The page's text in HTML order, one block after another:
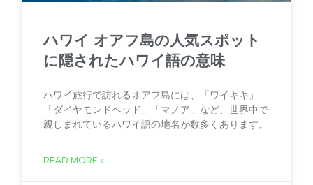
ハワイ オアフ島の人気スポット
に隠されたハワイ語の意味
ハワイ旅行で訪れるオアフ島には、「ワイキキ」
「ダイヤモンドヘッド」「マノア」など、世界中で
親しまれているハワイ語の地名が数多くあります。
READ MORE »